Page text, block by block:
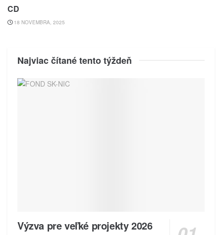
CD
18 NOVEMBRA, 2025
Najviac čítané tento týždeň
Výzva pre veľké projekty 2026